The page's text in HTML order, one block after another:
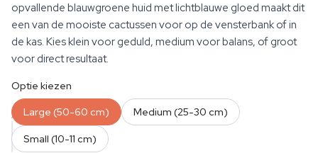
opvallende blauwgroene huid met lichtblauwe gloed maakt dit
een van de mooiste cactussen voor op de vensterbank of in
de kas. Kies klein voor geduld, medium voor balans, of groot
voor direct resultaat.
AANTAL
Optie kiezen
Large (50-60 cm) Medium (25-30 cm)
Small (10-11 cm)